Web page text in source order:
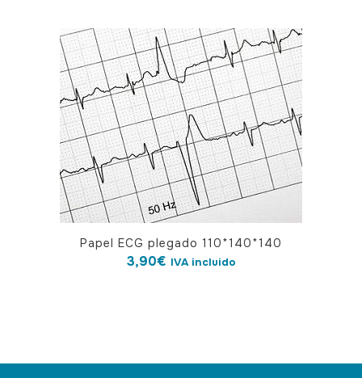
Papel ECG plegado 110*140*140
3,90€ IVA incluido